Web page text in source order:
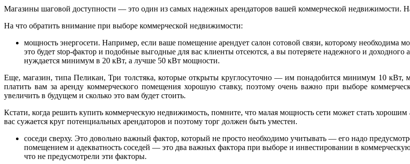
Магазины шаговой доступности — это один из самых надежных арендаторов вашей коммерческой недвижимости.
На что обратить внимание при выборе коммерческой недвижимости:
мощность энергосети. Например, если ваше помещение арендует салон сотовой связи, которому необходима
это будет stop-фактор и подобные выгодные для вас клиенты отсеются, а вы потеряете надежного и
нуждается минимум в 20 кВт, а лучше 50 кВт мощности.
Еще, магазин, типа Пеликан, Три толстяка, которые открыты круглосуточно — им понадобится минимум 10
платить вам за аренду коммерческого помещения хорошую ставку, поэтому очень важно при выборе
увеличить в будущем и сколько это вам будет стоить.
Кстати, когда решить купить коммерческую недвижимость, помните, что малая мощность сети может стать
вас сужается круг потенциальных арендаторов и поэтому торг должен быть уместен.
соседи сверху. Это довольно важный фактор, который не просто необходимо учитывать — его надо
помещением и адекватность соседей — это два важных фактора при выборе и инвестировании в
что не предусмотрели эти факторы.